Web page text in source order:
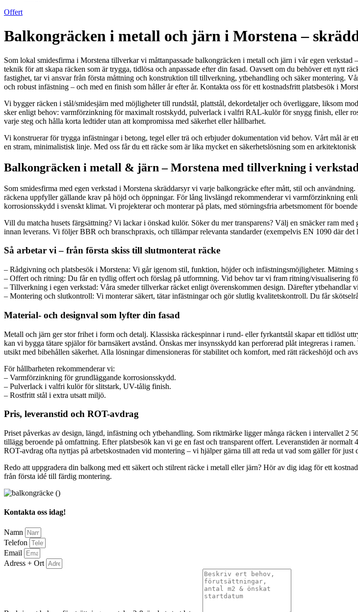
Offert
Balkongräcken i metall och järn i Morstena –
Som lokal smidesfirma i Morstena tillverkar vi måttanpassade balkongräcken i metall och järn i vår egen
teknik för att skapa räcken som är trygga, tidlösa och anpassade efter din fasad. Oavsett om du behöver ett nytt
fastighet, tar vi ansvar från första måttning och konstruktion till tillverkning, ytbehandling och säker montering.
och robust infästning – och med en finish som håller år efter år. Kontakta oss för ett kostnadsfritt platsbesök i
Vi bygger räcken i stål/smidesjärn med möjligheter till rundstål, plattstål, dekordetaljer och överliggare, liksom
sker enligt behov: varmförzinkning för maximalt rostskydd, pulverlack i valfri RAL-kulör för snygg finish, eller
varje steg och hålla korta ledtider utan att kompromissa med säkerhet eller hållbarhet.
Vi konstruerar för trygga infästningar i betong, tegel eller trä och erbjuder dokumentation vid behov. Vårt mål är
en stram, minimalistisk linje. Med oss får du ett räcke som är lika mycket en säkerhetslösning som en arkitektonisk
Balkongräcken i metall & järn – Morstena med tillverkning i
Som smidesfirma med egen verkstad i Morstena skräddarsyr vi varje balkongräcke efter mått, stil och
räckena uppfyller gällande krav på höjd och öppningar. För lång livslängd rekommenderar vi varmförzinkning
korrosionsskydd i svenskt klimat. Vi projekterar och monterar på plats, med störningsfria arbetsmoment för
Vill du matcha husets färgsättning? Vi lackar i önskad kulör. Söker du mer transparens? Välj en smäcker ram
innan leverans. Vi följer BBR och branschpraxis, och tillämpar relevanta standarder (exempelvis EN 1090 där det
Så arbetar vi – från första skiss till slutmonterat räcke
– Rådgivning och platsbesök i Morstena: Vi går igenom stil, funktion, höjder och infästningsmöjligheter. Mätning
– Offert och ritning: Du får en tydlig offert och förslag på utformning. Vid behov tar vi fram ritning/visualisering
– Tillverkning i egen verkstad: Våra smeder tillverkar räcket enligt överenskommen design. Därefter ytbehandlar
– Montering och slutkontroll: Vi monterar säkert, tätar infästningar och gör slutlig kvalitetskontroll. Du får
Material- och designval som lyfter din fasad
Metall och järn ger stor frihet i form och detalj. Klassiska räckespinnar i rund- eller fyrkantstål skapar ett tidlöst
kan vi bygga tätare spjälor för barnsäkert avstånd. Önskas mer insynsskydd kan perforerad plåt integreras i
utsikt med bibehållen säkerhet. Alla lösningar dimensioneras för stabilitet och komfort, med rätt räckeshöjd och
För hållbarheten rekommenderar vi:
– Varmförzinkning för grundläggande korrosionsskydd.
– Pulverlack i valfri kulör för slitstark, UV-tålig finish.
– Rostfritt stål i extra utsatt miljö.
Pris, leveranstid och ROT-avdrag
Priset påverkas av design, längd, infästning och ytbehandling. Som riktmärke ligger många räcken i intervallet
tillägg beroende på omfattning. Efter platsbesök kan vi ge en fast och transparent offert. Leveranstiden är
ROT-avdrag ofta nyttjas på arbetskostnaden vid montering – vi hjälper gärna till att reda ut vad som gäller för just
Redo att uppgradera din balkong med ett säkert och stilrent räcke i metall eller järn? Hör av dig idag för ett
från första idé till färdig montering.
Kontakta oss idag!
Namn
Telefon
Email
Adress + Ort